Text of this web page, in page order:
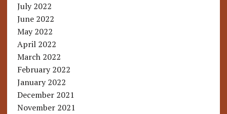
July 2022
June 2022
May 2022
April 2022
March 2022
February 2022
January 2022
December 2021
November 2021